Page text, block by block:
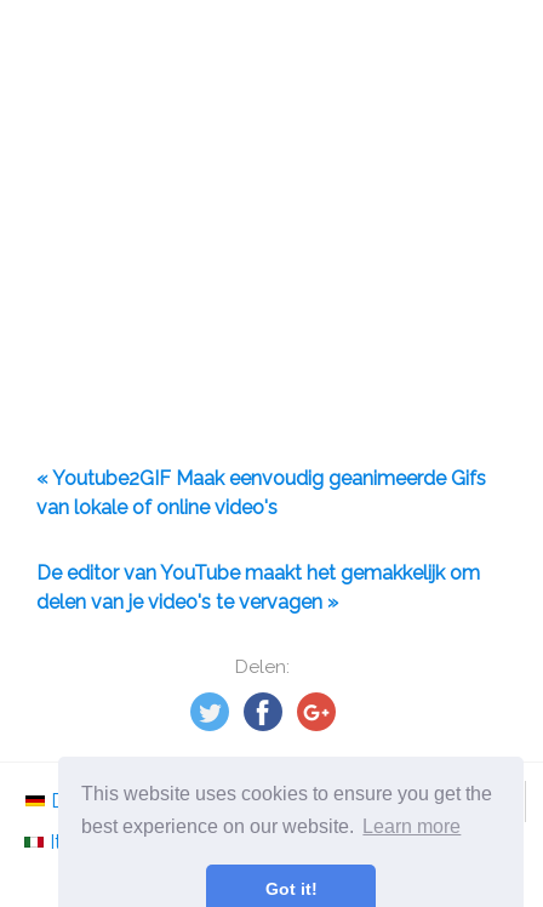
This website uses cookies to ensure you get the
best experience on our website.
Learn more
Got it!
Delen:
« Youtube2GIF Maak eenvoudig geanimeerde Gifs
van lokale of online video's
De editor van YouTube maakt het gemakkelijk om
delen van je video's te vervagen »
Deutsch Nederlands Svenska
Norsk
Italiano
Español Românesc
nl.ephesossoftware.com